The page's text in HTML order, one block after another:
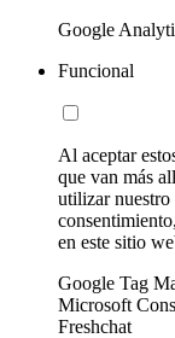
Google
Funcional
Al aceptar
que van más
utilizar
en este sitio
Google Tag
Microsoft
Freshchat